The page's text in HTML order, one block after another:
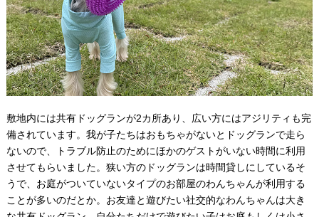
敷地内には共有ドッグランが2カ所あり、広い方にはアジリティも完
備されています。我が子たちはおもちゃがないとドッグランで走ら
ないので、トラブル防止のためにほかのゲストがいない時間に利用
させてもらいました。狭い方のドッグランは時間貸しにしているそ
うで、お庭がついていないタイプのお部屋のわんちゃんが利用する
ことが多いのだとか。お友達と遊びたい社交的なわんちゃんは大き